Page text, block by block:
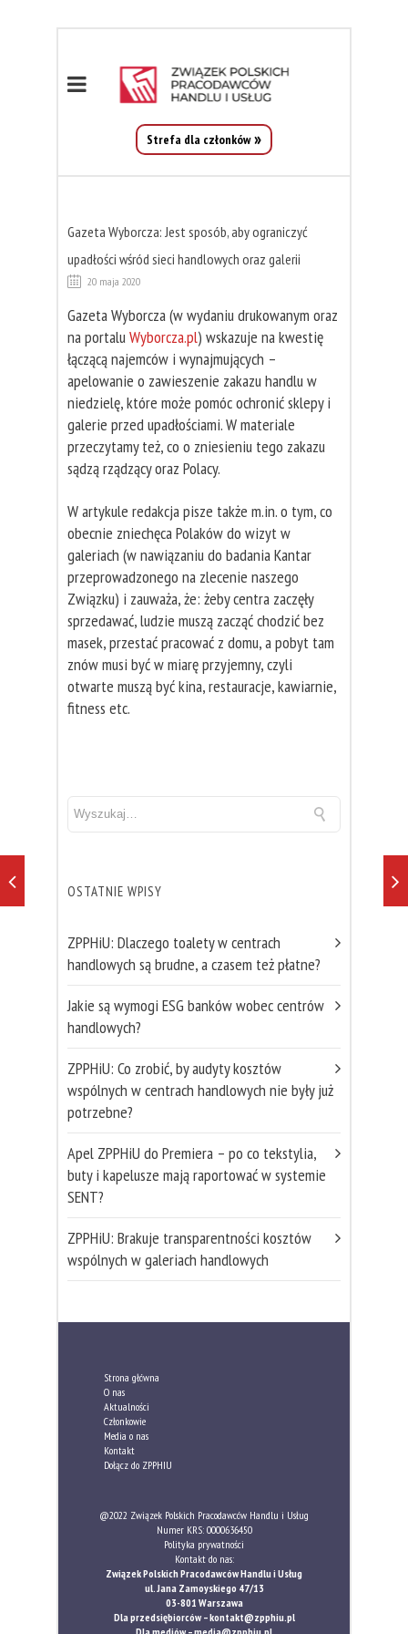
Strefa dla członków
Gazeta Wyborcza: Jest sposób, aby ograniczyć
upadłości wśród sieci handlowych oraz galerii
20 maja 2020
Gazeta Wyborcza (w wydaniu drukowanym oraz
na portaluWyborcza.pl) wskazuje na kwestię
łączącą najemców i wynajmujących –
apelowanie o zawieszenie zakazu handlu w
niedzielę, które może pomóc ochronić sklepy i
galerie przed upadłościami. W materiale
przeczytamy też, co o zniesieniu tego zakazu
sądzą rządzący oraz Polacy.
W artykule redakcja pisze także m.in. o tym, co
obecnie zniechęca Polaków do wizyt w
galeriach (w nawiązaniu do badania Kantar
przeprowadzonego na zlecenie naszego
Związku) i zauważa, że: żeby centra zaczęły
sprzedawać, ludzie muszą zacząć chodzić bez
masek, przestać pracować z domu, a pobyt tam
znów musi być w miarę przyjemny, czyli
otwarte muszą być kina, restauracje, kawiarnie,
fitness etc.
OSTATNIE WPISY
ZPPHiU: Dlaczego toalety w centrach
handlowych są brudne, a czasem też płatne?
Jakie są wymogi ESG banków wobec centrów
handlowych?
ZPPHiU: Co zrobić, by audyty kosztów
wspólnych w centrach handlowych nie były już
potrzebne?
Apel ZPPHiU do Premiera – po co tekstylia,
buty i kapelusze mają raportować w systemie
SENT?
ZPPHiU: Brakuje transparentności kosztów
wspólnych w galeriach handlowych
Strona główna
O nas
Aktualności
Członkowie
Media o nas
Kontakt
Dołącz do ZPPHIU
@2022 Związek Polskich Pracodawców Handlu i Usług
Numer KRS: 0000636450
Polityka prywatności
Kontakt do nas:
Związek Polskich Pracodawców Handlu i Usług
ul. Jana Zamoyskiego 47/13
03-801 Warszawa
Dla przedsiębiorców –kontakt@zpphiu.pl